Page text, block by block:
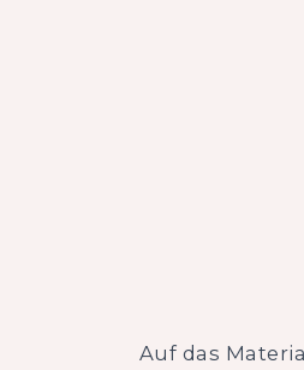
Auf das